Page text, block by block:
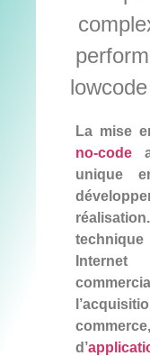
La mise
no-code
unique
d’